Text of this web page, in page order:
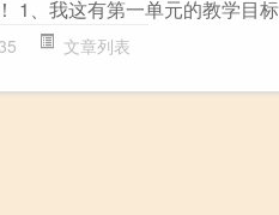
1、我这有第一单元的教学目
文章列表